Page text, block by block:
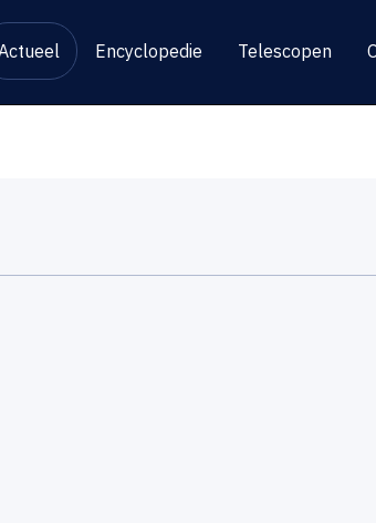
Encyclopedie Telescopen